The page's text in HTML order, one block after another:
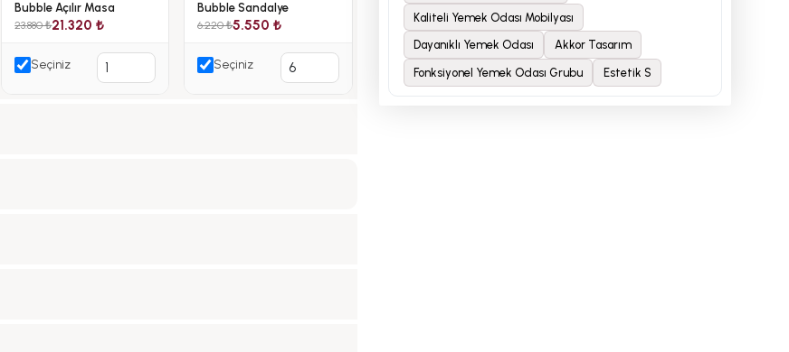
Bubble Açılır Masa
23.880 ₺21.320 ₺
Seçiniz
Bubble Sandalye
6.220 ₺5.550 ₺
Seçiniz
Kaliteli Yemek Odası Mobilyası
Dayanıklı Yemek Odası Akkor Tasarım
Fonksiyonel Yemek Odası Grubu Estetik S